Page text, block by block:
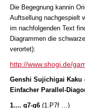
Die Begegnung kannin
Auftsellung nachgespielt
im nachfolgenden Text
Diagrammen die
verortet):
http://www.shogi.de/
Genshi Sujichigai Kaku
Einfacher Parallel-
1.... g7-g6 (1.P7f …)